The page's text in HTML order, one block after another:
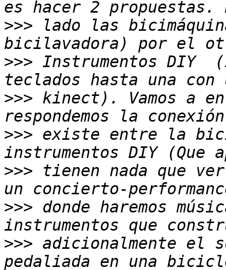
>>> lado las
>>> Instrumentos DIY
>>> kinect). Vamos a
>>> existe entre la
>>> tienen nada que
>>> donde haremos
>>> adicionalmente el